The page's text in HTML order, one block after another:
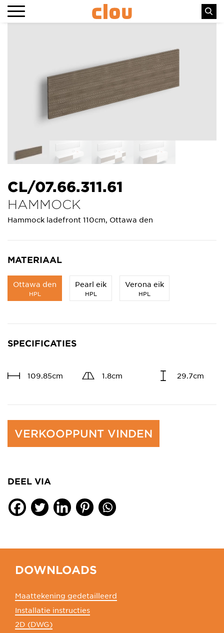
CL/07.66.311.61
HAMMOCK
Hammock ladefront 110cm, Ottawa den
MATERIAAL
Ottawa den
HPL
Pearl eik
HPL
Verona eik
HPL
SPECIFICATIES
109.85cm 1.8cm 29.7cm
VERKOOPPUNT VINDEN
DEEL VIA
DOWNLOADS
Maattekening gedetailleerd
Installatie instructies
2D (DWG)